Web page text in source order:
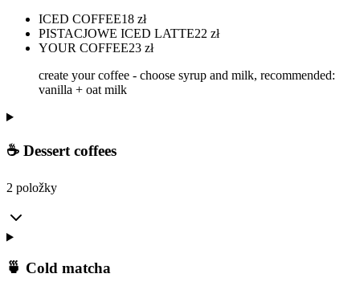
ICED COFFEE18 zł
PISTACJOWE ICED LATTE22 zł
YOUR COFFEE23 zł
create your coffee - choose syrup and milk, recommended:
vanilla + oat milk
☕ Dessert coffees
2 položky
🍵 Cold matcha